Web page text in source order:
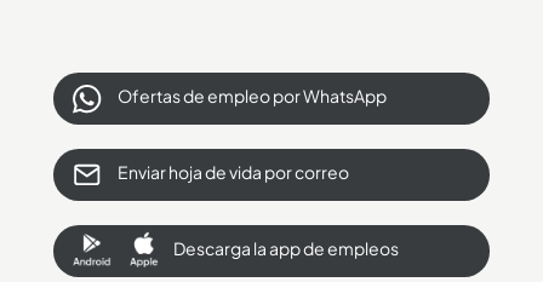
Ofertas de empleo por WhatsApp
Enviar hoja de vida por correo
Descarga la app de empleos